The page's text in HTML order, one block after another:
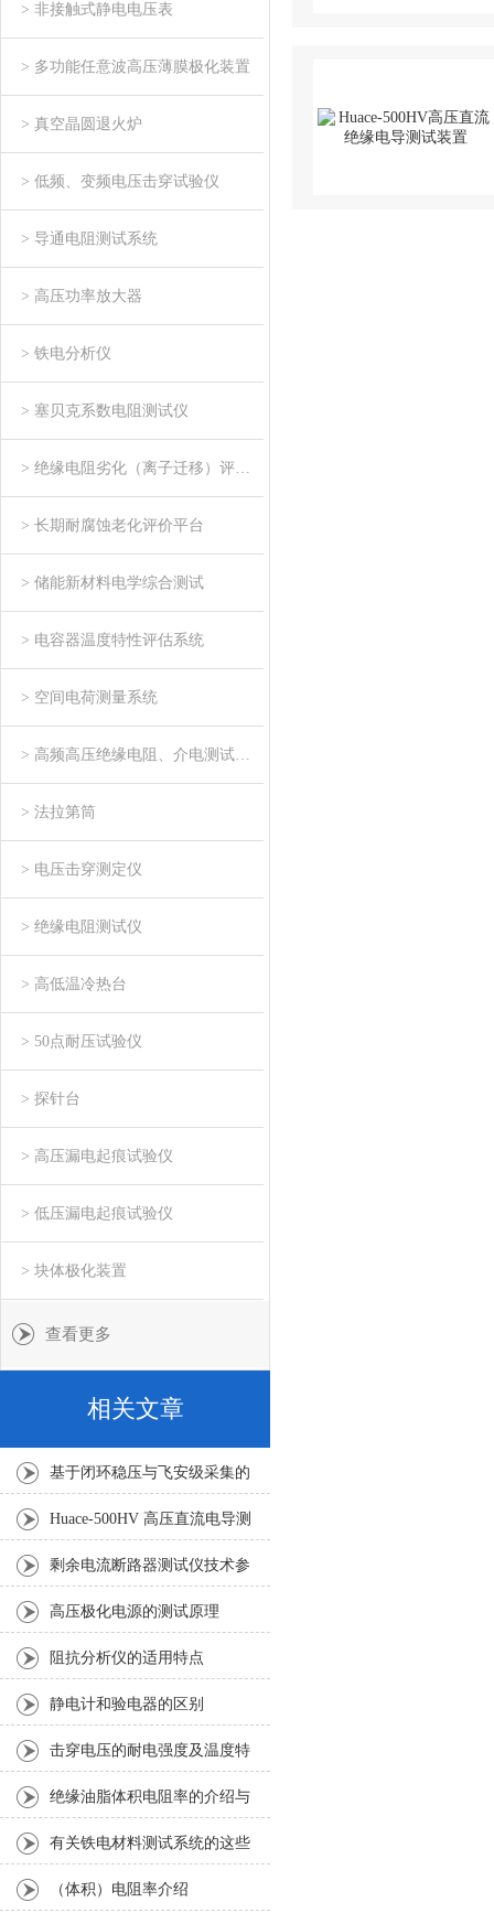
> 非接触式静电电压表
> 多功能任意波高压薄膜极化装置
> 真空晶圆退火炉
> 低频、变频电压击穿试验仪
> 导通电阻测试系统
> 高压功率放大器
> 铁电分析仪
> 塞贝克系数电阻测试仪
> 绝缘电阻劣化（离子迁移）评估系统
> 长期耐腐蚀老化评价平台
> 储能新材料电学综合测试
> 电容器温度特性评估系统
> 空间电荷测量系统
> 高频高压绝缘电阻、介电测试系统
> 法拉第筒
> 电压击穿测定仪
> 绝缘电阻测试仪
> 高低温冷热台
> 50点耐压试验仪
> 探针台
> 高压漏电起痕试验仪
> 低压漏电起痕试验仪
> 块体极化装置
查看更多
相关文章
基于闭环稳压与飞安级采集的
绝缘材料直流电导测试系统研
Huace-500HV 高压直流电导测
试系统：绝缘材料绝缘性能准
剩余电流断路器测试仪技术参
数
高压极化电源的测试原理
阻抗分析仪的适用特点
静电计和验电器的区别
击穿电压的耐电强度及温度特
性
绝缘油脂体积电阻率的介绍与
测量意义
有关铁电材料测试系统的这些
信息，你了解吗？
（体积）电阻率介绍